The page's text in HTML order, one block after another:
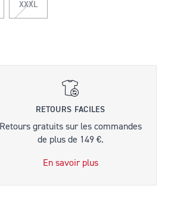
XXXL
RETOURS FACILES
Retours gratuits sur les commandes
de plus de 149 €.
En savoir plus